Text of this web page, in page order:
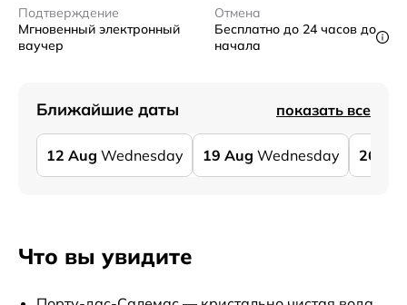
Подтверждение
Мгновенный электронный
ваучер
Отмена
Бесплатно до 24 часов до
начала
Ближайшие даты показать все
12 Aug Wednesday 19 Aug Wednesday 26
Что вы увидите